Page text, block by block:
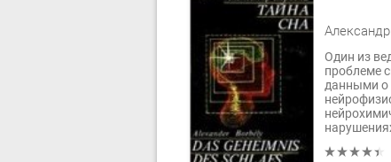
Один из
проблеме
данными о